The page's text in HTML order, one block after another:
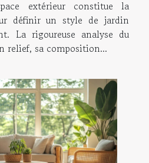
extérieur constitue la
définir un style de jardin
La rigoureuse analyse du
relief, sa composition...